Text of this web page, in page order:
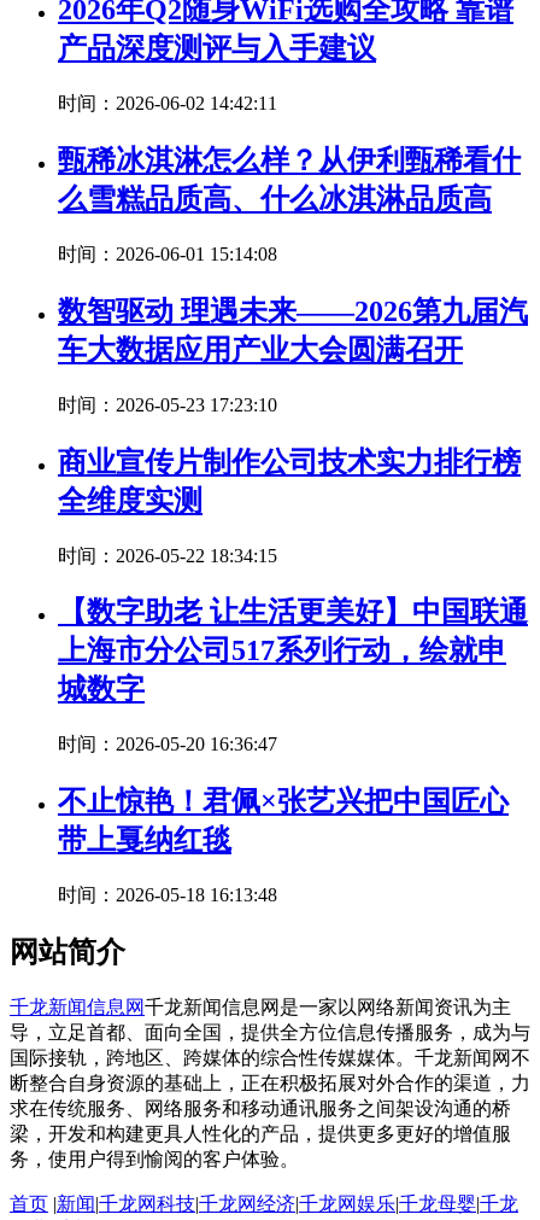
2026年Q2随身WiFi选购全攻略 靠谱
产品深度测评与入手建议
时间：2026-06-02 14:42:11
甄稀冰淇淋怎么样？从伊利甄稀看什
么雪糕品质高、什么冰淇淋品质高
时间：2026-06-01 15:14:08
数智驱动 理遇未来——2026第九届汽
车大数据应用产业大会圆满召开
时间：2026-05-23 17:23:10
商业宣传片制作公司技术实力排行榜
全维度实测
时间：2026-05-22 18:34:15
【数字助老 让生活更美好】中国联通
上海市分公司517系列行动，绘就申
城数字
时间：2026-05-20 16:36:47
不止惊艳！君佩×张艺兴把中国匠心
带上戛纳红毯
时间：2026-05-18 16:13:48
网站简介
千龙新闻信息网千龙新闻信息网是一家以网络新闻资讯为主
导，立足首都、面向全国，提供全方位信息传播服务，成为与
国际接轨，跨地区、跨媒体的综合性传媒媒体。千龙新闻网不
断整合自身资源的基础上，正在积极拓展对外合作的渠道，力
求在传统服务、网络服务和移动通讯服务之间架设沟通的桥
梁，开发和构建更具人性化的产品，提供更多更好的增值服
务，使用户得到愉阅的客户体验。
首页 |新闻|千龙网科技|千龙网经济|千龙网娱乐|千龙母婴|千龙